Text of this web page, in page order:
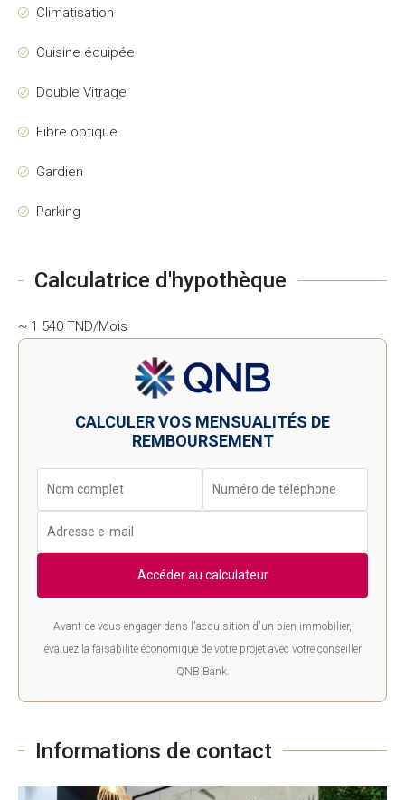
Climatisation
Cuisine équipée
Double Vitrage
Fibre optique
Gardien
Parking
Calculatrice d'hypothèque
~ 1 540 TND/Mois
CALCULER VOS MENSUALITÉS DE
REMBOURSEMENT
Accéder au calculateur
Avant de vous engager dans l'acquisition d'un bien immobilier,
évaluez la faisabilité économique de votre projet avec votre conseiller
QNB Bank.
Informations de contact